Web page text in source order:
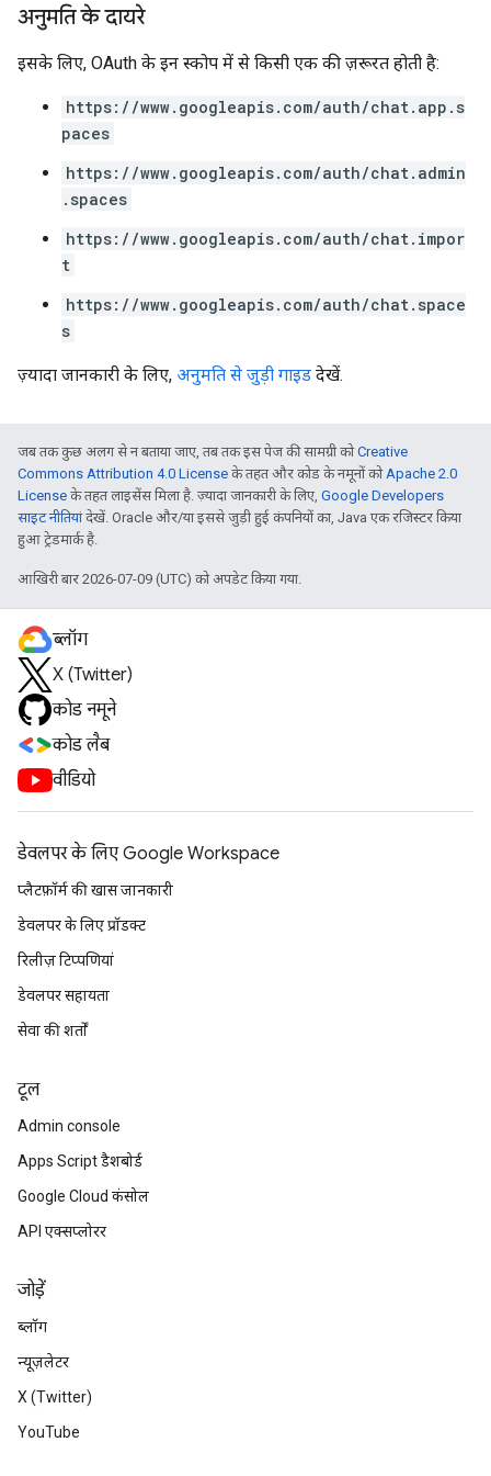
अनुमति के दायरे
इसके लिए, OAuth के इन स्कोप में से किसी एक की ज़रूरत होती है:
https://www.googleapis.com/auth/chat.app.s
paces
https://www.googleapis.com/auth/chat.admin
.spaces
https://www.googleapis.com/auth/chat.impor
t
https://www.googleapis.com/auth/chat.space
s
ज़्यादा जानकारी के लिए, अनुमति से जुड़ी गाइड देखें.
जब तक कुछ अलग से न बताया जाए, तब तक इस पेज की सामग्री कोCreative
Commons Attribution 4.0 License के तहत और कोड के नमूनों कोApache 2.0
License के तहत लाइसेंस मिला है. ज़्यादा जानकारी के लिए, Google Developers
साइट नीतियांदेखें. Oracle और/या इससे जुड़ी हुई कंपनियों का, Java एक रजिस्टर किया
हुआ ट्रेडमार्क है.
आखिरी बार 2026-07-09 (UTC) को अपडेट किया गया.
ब्लॉग
X (Twitter)
कोड नमूने
कोड लैब
वीडियो
डेवलपर के लिए Google Workspace
प्लैटफ़ॉर्म की खास जानकारी
डेवलपर के लिए प्रॉडक्ट
रिलीज़ टिप्पणियां
डेवलपर सहायता
सेवा की शर्तों
टूल
Admin console
Apps Script डैशबोर्ड
Google Cloud कंसोल
API एक्सप्लोरर
जोड़ें
ब्लॉग
न्यूज़लेटर
X (Twitter)
YouTube